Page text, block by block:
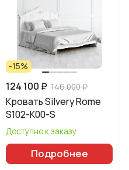
-15%
124 100 ₽ 146 000 ₽
Кровать Silvery Rome
S102-K00-S
Доступно к заказу
Подробнее